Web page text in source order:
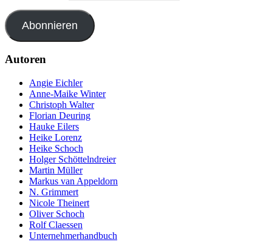
Abonnieren
Autoren
Angie Eichler
Anne-Maike Winter
Christoph Walter
Florian Deuring
Hauke Eilers
Heike Lorenz
Heike Schoch
Holger Schöttelndreier
Martin Müller
Markus van Appeldorn
N. Grimmert
Nicole Theinert
Oliver Schoch
Rolf Claessen
Unternehmerhandbuch